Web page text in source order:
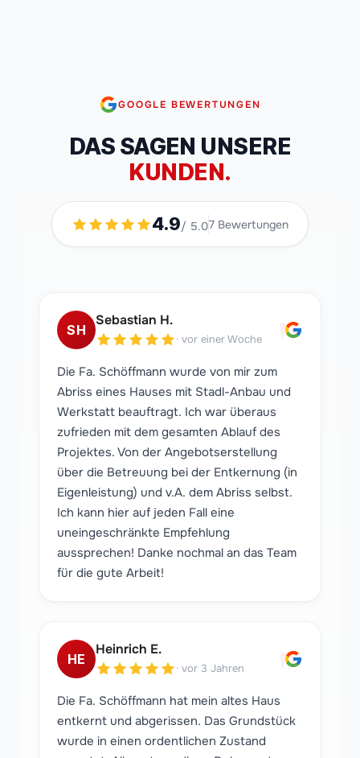
GOOGLE BEWERTUNGEN
DAS SAGEN UNSERE
KUNDEN.
4.9/ 5.07 Bewertungen
"
SH
Sebastian H.
· vor einer Woche
Die Fa. Schöffmann wurde von mir zum
Abriss eines Hauses mit Stadl-Anbau und
Werkstatt beauftragt. Ich war überaus
zufrieden mit dem gesamten Ablauf des
Projektes. Von der Angebotserstellung
über die Betreuung bei der Entkernung (in
Eigenleistung) und v.A. dem Abriss selbst.
Ich kann hier auf jeden Fall eine
uneingeschränkte Empfehlung
aussprechen! Danke nochmal an das Team
für die gute Arbeit!
"
HE
Heinrich E.
· vor 3 Jahren
Die Fa. Schöffmann hat mein altes Haus
entkernt und abgerissen. Das Grundstück
wurde in einen ordentlichen Zustand